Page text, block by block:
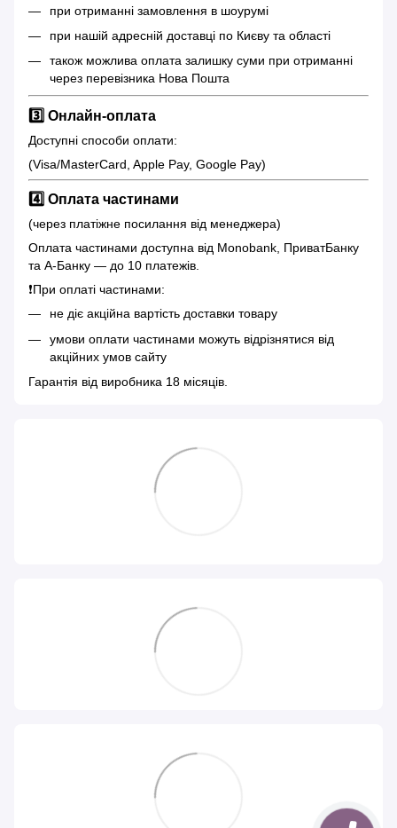
при отриманні замовлення в шоурумі
при нашій адресній доставці по Києву та області
також можлива оплата залишку суми при отриманні
через перевізника Нова Пошта
3️⃣ Онлайн-оплата
Доступні способи оплати:
(Visa/MasterCard, Apple Pay, Google Pay)
4️⃣ Оплата частинами
(через платіжне посилання від менеджера)
Оплата частинами доступна від Monobank, ПриватБанку
та А-Банку — до 10 платежів.
❗️При оплаті частинами:
не діє акційна вартість доставки товару
умови оплати частинами можуть відрізнятися від
акційних умов сайту
Гарантія від виробника 18 місяців.